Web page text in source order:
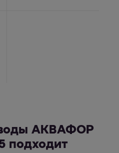
АКВАФОР
подходит